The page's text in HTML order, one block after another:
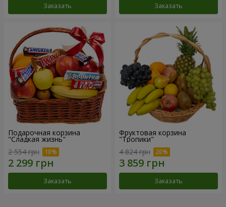
Заказать Заказать
Подарочная корзина
"Сладкая жизнь"
2 554 грн
Заказать
Фруктовая корзина
"Тропики"
4 824 грн
Заказать